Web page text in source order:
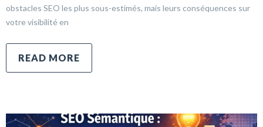
obstacles SEO les plus sous-estimés, mais leurs conséquences sur
votre visibilité en
READ MORE